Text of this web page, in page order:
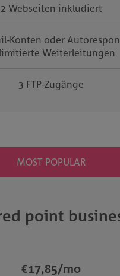
2 Webseiten inkludiert
Konten oder
Weiterleitungen
3 FTP-Zugänge
MOST POPULAR
point
€17,85/mo